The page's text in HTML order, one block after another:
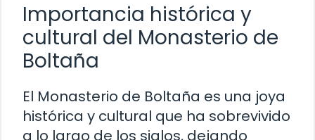
Importancia histórica y
cultural del Monasterio de
Boltaña
El Monasterio de Boltaña es una joya
histórica y cultural que ha sobrevivido
a lo largo de los siglos, dejando